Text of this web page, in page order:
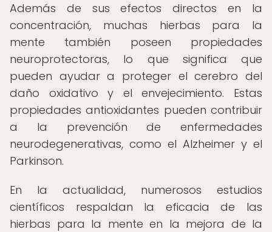
Además de sus efectos directos en la
concentración, muchas hierbas para la
mente también poseen propiedades
neuroprotectoras, lo que significa que
pueden ayudar a proteger el cerebro del
daño oxidativo y el envejecimiento. Estas
propiedades antioxidantes pueden contribuir
a la prevención de enfermedades
neurodegenerativas, como el Alzheimer y el
Parkinson.
En la actualidad, numerosos estudios
científicos respaldan la eficacia de las
hierbas para la mente en la mejora de la